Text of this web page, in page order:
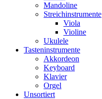
Mandoline
Streichinstrumente
Viola
Violine
Ukulele
Tasteninstrumente
Akkordeon
Keyboard
Klavier
Orgel
Unsortiert